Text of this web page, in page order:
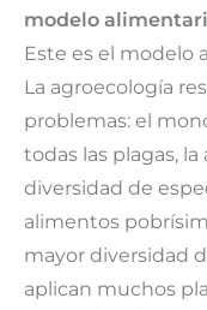
modelo
Este es el modelo
La agroecología
problemas: el
todas las plagas,
diversidad de
alimentos
mayor diversidad
aplican muchos